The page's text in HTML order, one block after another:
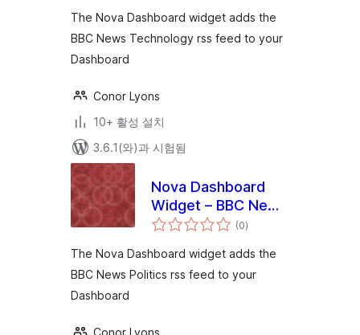
점
The Nova Dashboard widget adds the
BBC News Technology rss feed to your
Dashboard
Conor Lyons
10+ 활성 설치
3.6.1(와)과 시험됨
Nova Dashboard
Widget – BBC News
– Politics
(0전
체
점
)
The Nova Dashboard widget adds the
BBC News Politics rss feed to your
Dashboard
Conor Lyons